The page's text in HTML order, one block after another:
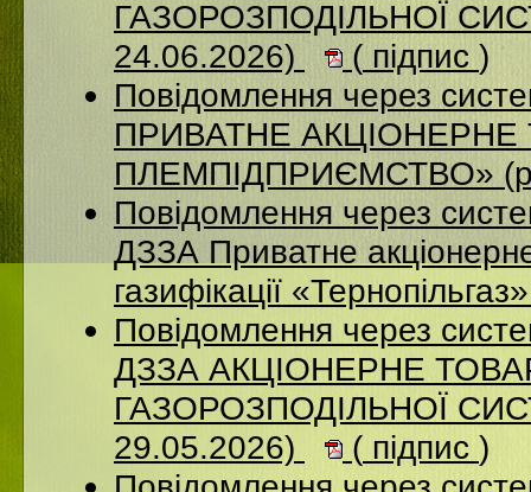
ГАЗОРОЗПОДІЛЬНОЇ
24.06.2026)
( підпис )
Повідомлення через
ПРИВАТНЕ АКЦІОНЕРНЕ
ПЛЕМПІДПРИЄМСТВО»
Повідомлення через
ДЗЗА Приватне
газифікації
Повідомлення через
ДЗЗА АКЦІОНЕРНЕ
ГАЗОРОЗПОДІЛЬНОЇ
29.05.2026)
( підпис )